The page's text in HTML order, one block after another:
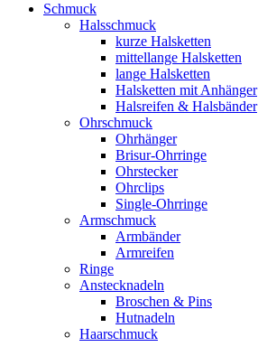
Schmuck
Halsschmuck
kurze Halsketten
mittellange Halsketten
lange Halsketten
Halsketten mit Anhänger
Halsreifen & Halsbänder
Ohrschmuck
Ohrhänger
Brisur-Ohrringe
Ohrstecker
Ohrclips
Single-Ohrringe
Armschmuck
Armbänder
Armreifen
Ringe
Anstecknadeln
Broschen & Pins
Hutnadeln
Haarschmuck